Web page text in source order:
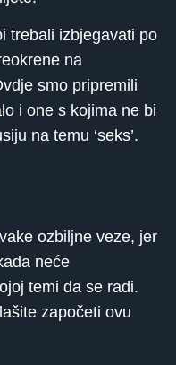
trebali izbjegavati po
na
smo pripremili
i one s kojima ne bi
na temu ‘seks’.
ozbiljne veze, jer
neće
temi da se radi.
započeti ovu